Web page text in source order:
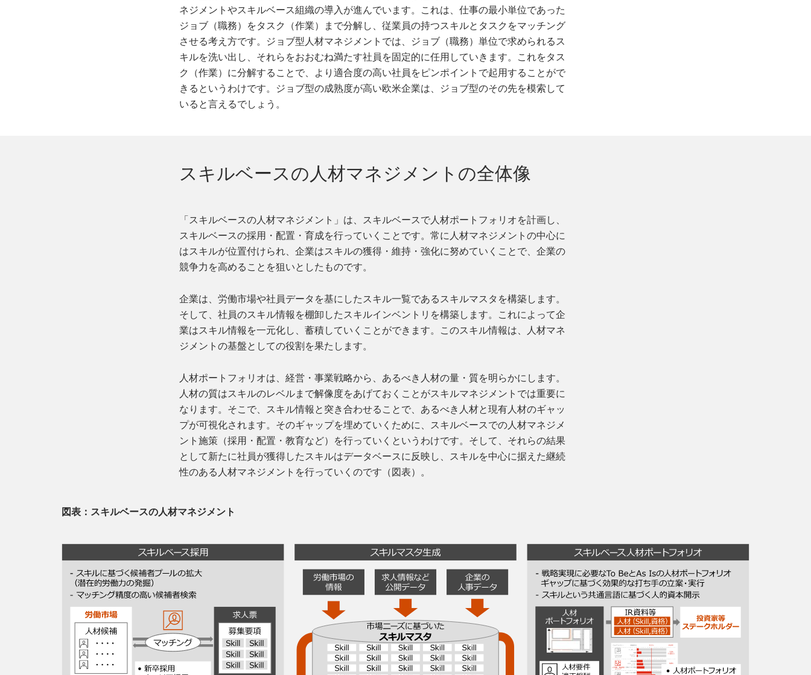
ネジメントやスキルベース組織の導入が進んでいます。これは、仕事の最小単位であった
ジョブ（職務）をタスク（作業）まで分解し、従業員の持つスキルとタスクをマッチング
させる考え方です。ジョブ型人材マネジメントでは、ジョブ（職務）単位で求められるス
キルを洗い出し、それらをおおむね満たす社員を固定的に任用していきます。これをタス
ク（作業）に分解することで、より適合度の高い社員をピンポイントで起用することがで
きるというわけです。ジョブ型の成熟度が高い欧米企業は、ジョブ型のその先を模索して
いると言えるでしょう。
スキルベースの人材マネジメントの全体像
「スキルベースの人材マネジメント」は、スキルベースで人材ポートフォリオを計画し、
スキルベースの採用・配置・育成を行っていくことです。常に人材マネジメントの中心に
はスキルが位置付けられ、企業はスキルの獲得・維持・強化に努めていくことで、企業の
競争力を高めることを狙いとしたものです。
企業は、労働市場や社員データを基にしたスキル一覧であるスキルマスタを構築します。
そして、社員のスキル情報を棚卸したスキルインベントリを構築します。これによって企
業はスキル情報を一元化し、蓄積していくことができます。このスキル情報は、人材マネ
ジメントの基盤としての役割を果たします。
人材ポートフォリオは、経営・事業戦略から、あるべき人材の量・質を明らかにします。
人材の質はスキルのレベルまで解像度をあげておくことがスキルマネジメントでは重要に
なります。そこで、スキル情報と突き合わせることで、あるべき人材と現有人材のギャッ
プが可視化されます。そのギャップを埋めていくために、スキルベースでの人材マネジメ
ント施策（採用・配置・教育など）を行っていくというわけです。そして、それらの結果
として新たに社員が獲得したスキルはデータベースに反映し、スキルを中心に据えた継続
性のある人材マネジメントを行っていくのです（図表）。
図表：スキルベースの人材マネジメント